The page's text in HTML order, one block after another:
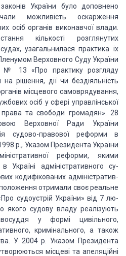
України було доповнено
можливість оскарження
осіб органів виконавчоївлади.
кількості розглянутих
узагальнилася практика їх
Верховного Суду України
№ 13 «Про практику розгляду
рі­шення, дії чи бездіяльність
місцевого самоврядування,
осіб у сфері управлінської
права та свободи громадян». 28
Верховної Ради України
судово-правової ре­форми в
р., Указом Президен­та України
реформи, якими
Україні адміністративного су­
кодифікованих адміністратив­
отримали своєреальне
судоустрій України» від 7 лю­
якого судову владу реалізують
уформі цивільного,
кримінального, а також
У 2004 р. Указом Президента
місцеві та апеляційні